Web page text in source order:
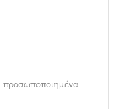
προσωποποιημένα